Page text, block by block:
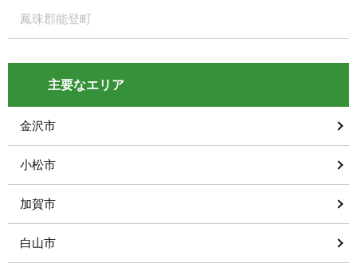
鳳珠郡能登町
主要なエリア
金沢市
小松市
加賀市
白山市